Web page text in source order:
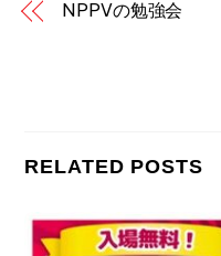
NPPVの勉強会
RELATED POSTS